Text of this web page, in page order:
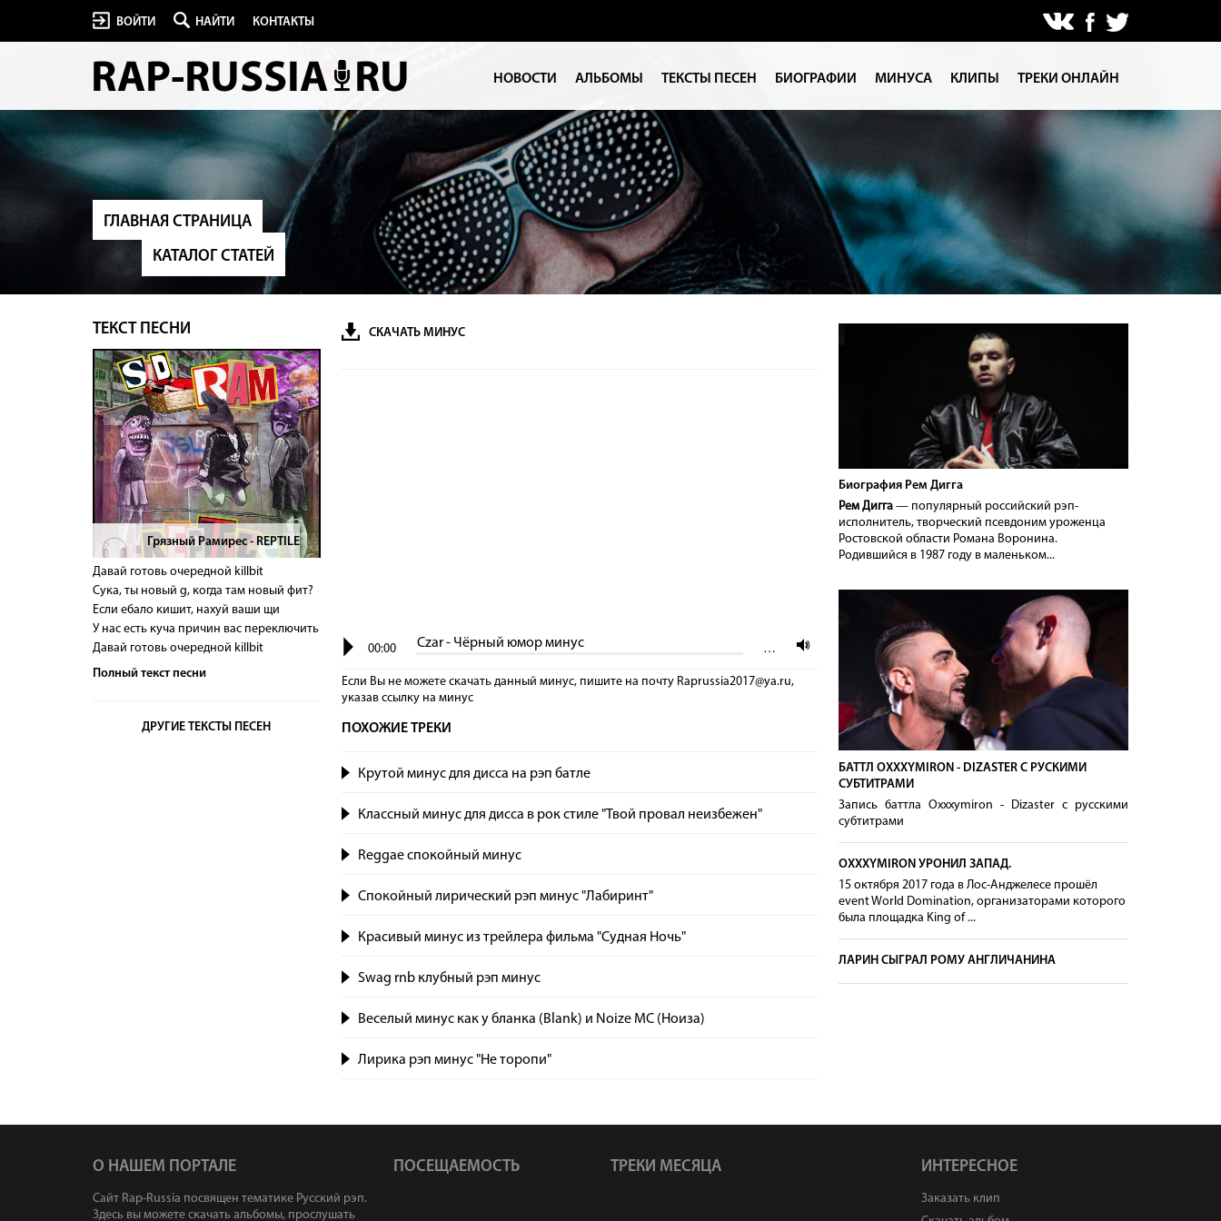
ВОЙТИ НАЙТИ КОНТАКТЫ
НОВОСТИ АЛЬБОМЫ ТЕКСТЫ ПЕСЕН БИОГРАФИИ МИНУСА КЛИПЫ ТРЕКИ ОНЛАЙН
ГЛАВНАЯ СТРАНИЦА
КАТАЛОГ СТАТЕЙ
ТЕКСТ ПЕСНИ
> Грязный Рамирес - REPTILE
Давай готовь очередной killbit
Сука, ты новый g, когда там новый фит?
Если ебало кишит, нахуй ваши щи
У нас есть куча причин вас переключить
Давай готовь очередной killbit
Полный текст песни
ДРУГИЕ ТЕКСТЫ ПЕСЕН
СКАЧАТЬ МИНУС
Czar - Чёрный юмор минус
00:00 …
Если Вы не можете скачать данный минус, пишите на почту Raprussia2017@ya.ru,
указав сcылку на минус
ПОХОЖИЕ ТРЕКИ
Крутой минус для дисса на рэп батле
Классный минус для дисса в рок стиле "Твой провал неизбежен"
Reggae спокойный минус
Спокойный лирический рэп минус "Лабиринт"
Красивый минус из трейлера фильма "Судная Ночь"
Swag rnb клубный рэп минус
Веселый минус как у бланка (Blank) и Noize MC (Ноиза)
Лирика рэп минус "Не торопи"
Биография Рем Дигга
Рем Дигга— популярный российский рэп-
исполнитель, творческий псевдоним уроженца
Ростовской области Романа Воронина.
Родившийся в 1987 году в маленьком...
БАТТЛ OXXXYMIRON - DIZASTER С РУСКИМИ
СУБТИТРАМИ
Запись баттла Oxxxymiron - Dizaster с русскими
субтитрами
OXXXYMIRON УРОНИЛ ЗАПАД.
15 октября 2017 года в Лос-Анджелесе прошёл
event World Domination, организаторами которого
была площадка King of ...
ЛАРИН СЫГРАЛ РОМУ АНГЛИЧАНИНА
О НАШЕМ ПОРТАЛЕ
Сайт Rap-Russia посвящен тематике Русский рэп.
Здесь вы можете скачать альбомы, прослушать
ПОСЕЩАЕМОСТЬ ТРЕКИ МЕСЯЦА ИНТЕРЕСНОЕ
Заказать клип